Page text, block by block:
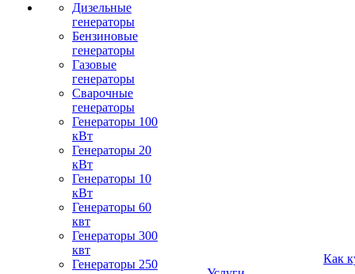
Дизельные
генераторы
Бензиновые
генераторы
Газовые
генераторы
Сварочные
генераторы
Генераторы 100
кВт
Генераторы 20
кВт
Генераторы 10
кВт
Генераторы 60
квт
Генераторы 300
квт
Генераторы 250
Как